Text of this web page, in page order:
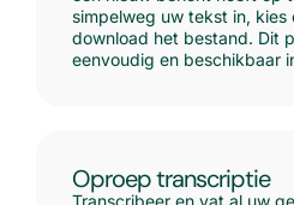
simpelweg uw tekst in, kies
download het bestand. Dit
eenvoudig en beschikbaar
Oproep transcriptie
Transcribeer en vat al uw